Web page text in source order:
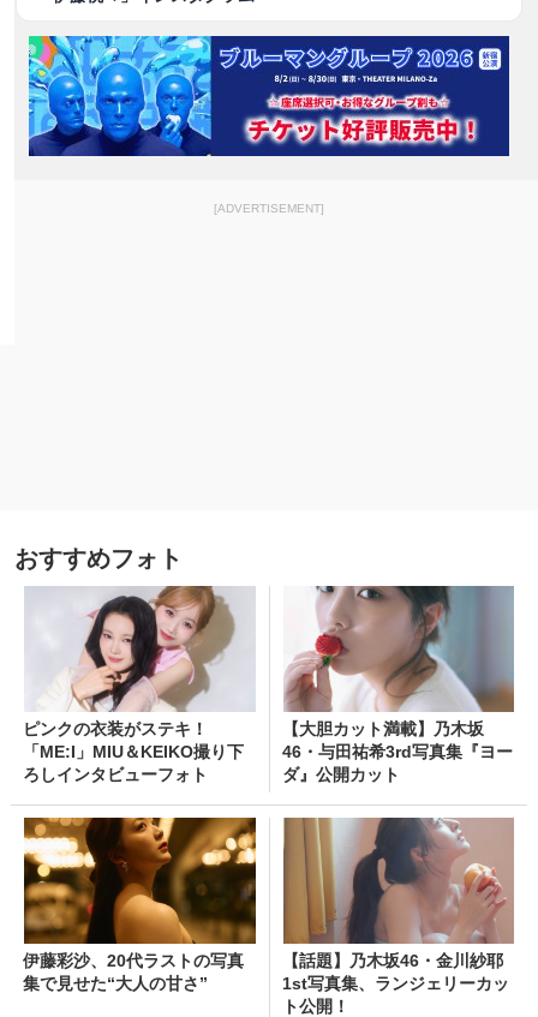
[ADVERTISEMENT]
おすすめフォト
ピンクの衣装がステキ！
「ME:I」MIU＆KEIKO撮り下
ろしインタビューフォト
【大胆カット満載】乃木坂
46・与田祐希3rd写真集『ヨー
ダ』公開カット
伊藤彩沙、20代ラストの写真
集で見せた“大人の甘さ”
【話題】乃木坂46・金川紗耶
1st写真集、ランジェリーカッ
ト公開！